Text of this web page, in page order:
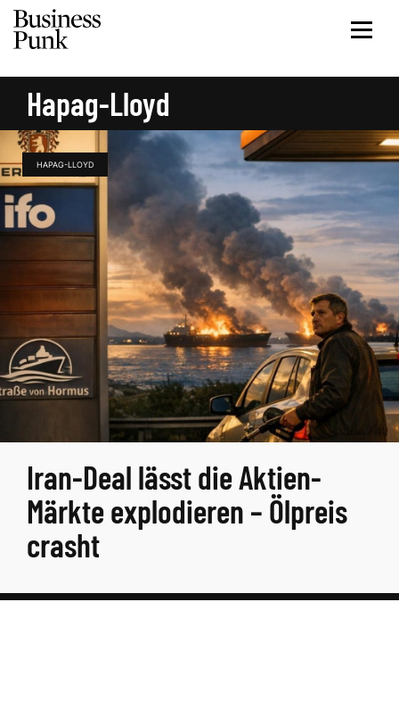
Hapag-Lloyd
HAPAG-LLOYD
Iran-Deal lässt die Aktien-
Märkte explodieren – Ölpreis
crasht